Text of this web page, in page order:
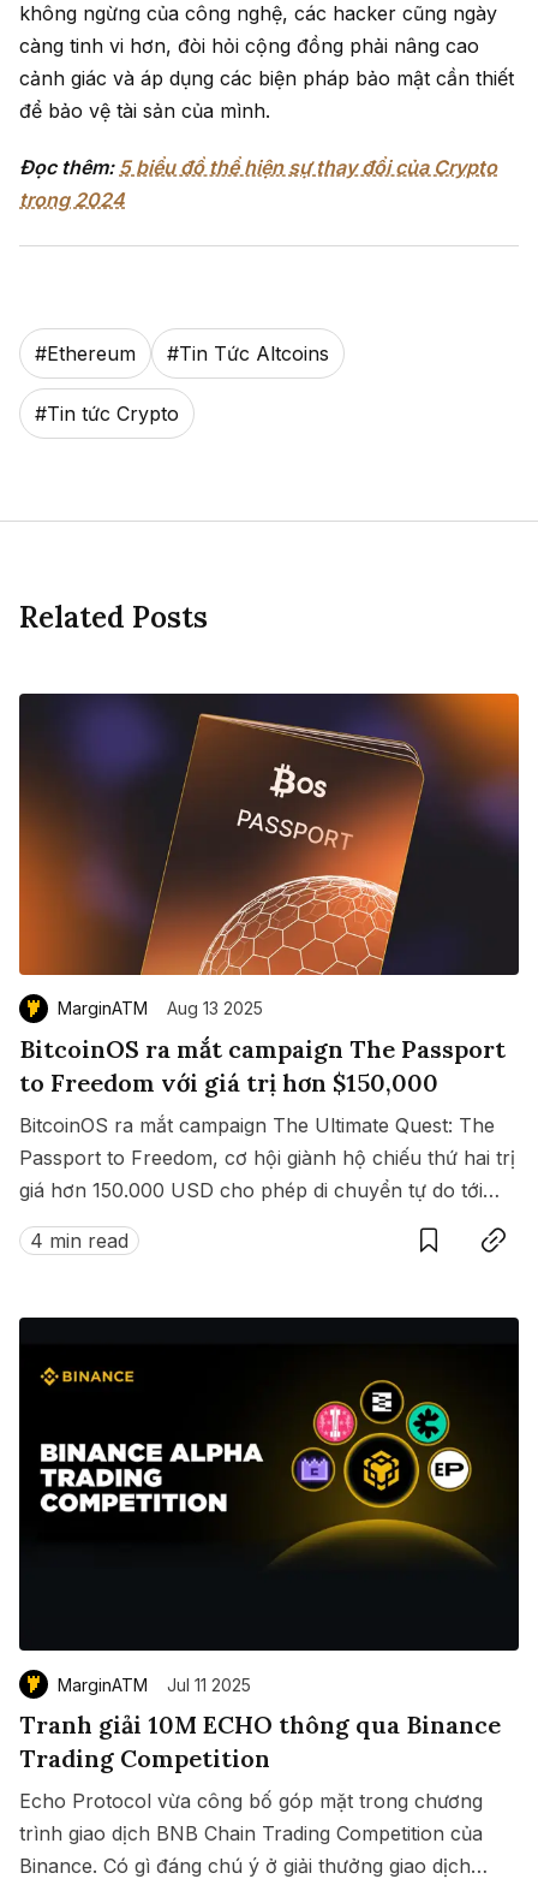
không ngừng của công nghệ, các hacker cũng ngày
càng tinh vi hơn, đòi hỏi cộng đồng phải nâng cao
cảnh giác và áp dụng các biện pháp bảo mật cần thiết
để bảo vệ tài sản của mình.
Đọc thêm: 5 biểu đồ thể hiện sự thay đổi của Crypto
trong 2024
#Ethereum #Tin Tức Altcoins
#Tin tức Crypto
Related Posts
MarginATM Aug 13 2025
BitcoinOS ra mắt campaign The Passport
to Freedom với giá trị hơn $150,000
BitcoinOS ra mắt campaign The Ultimate Quest: The
Passport to Freedom, cơ hội giành hộ chiếu thứ hai trị
giá hơn 150.000 USD cho phép di chuyển tự do tới
hàng loạt quốc gia không cần visa.
4 min read
SaveCopy link
MarginATM Jul 11 2025
Tranh giải 10M ECHO thông qua Binance
Trading Competition
Echo Protocol vừa công bố góp mặt trong chương
trình giao dịch BNB Chain Trading Competition của
Binance. Có gì đáng chú ý ở giải thưởng giao dịch
SaveCopy link